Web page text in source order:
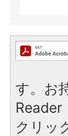
す。お
Reader
クリッ